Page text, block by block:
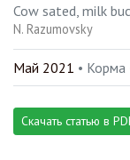
Cow sated, milk
N. Razumovsky
Май 2021 • Корма
Скачать статью в